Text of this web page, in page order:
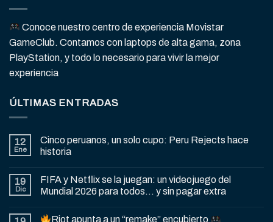
Conoce nuestro centro de experiencia Movistar
GameClub. Contamos con laptops de alta gama, zona
PlayStation, y todo lo necesario para vivir la mejor
experiencia
ÚLTIMAS ENTRADAS
12
Ene
Cinco peruanos, un solo cupo: Peru Rejects hace
historia
19
Dic
FIFA y Netflix se la juegan: un videojuego del
Mundial 2026 para todos… y sin pagar extra
Riot apunta a un “remake” encubierto